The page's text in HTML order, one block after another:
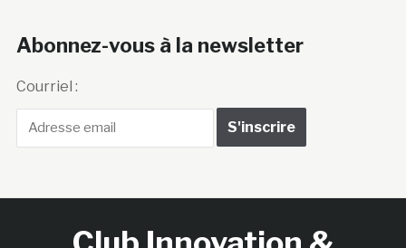
Abonnez-vous à la newsletter
Courriel :